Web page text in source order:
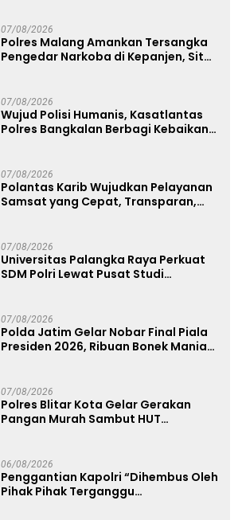
07/08/2026
Polres Malang Amankan Tersangka
Pengedar Narkoba di Kepanjen, Sita
07/08/2026
Wujud Polisi Humanis, Kasatlantas
Polres Bangkalan Berbagi Kebaikan
07/08/2026
Polantas Karib Wujudkan Pelayanan
Samsat yang Cepat, Transparan,
07/08/2026
Universitas Palangka Raya Perkuat
SDM Polri Lewat Pusat Studi
07/08/2026
Polda Jatim Gelar Nobar Final Piala
Presiden 2026, Ribuan Bonek Mania
07/08/2026
Polres Blitar Kota Gelar Gerakan
Pangan Murah Sambut HUT
06/08/2026
Penggantian Kapolri “Dihembus Oleh
Pihak Pihak Terganggu